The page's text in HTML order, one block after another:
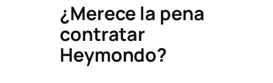
¿Merece la pena
contratar
Heymondo?